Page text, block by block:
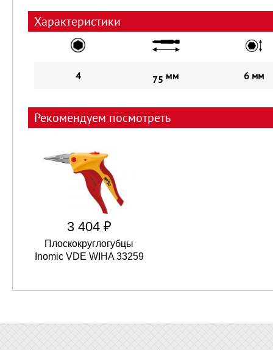
Характеристики
4 75 мм 6 мм
Рекомендуем посмотреть
3 404 ₽
Плоскокруглогубцы
Inomic VDE WIHA 33259